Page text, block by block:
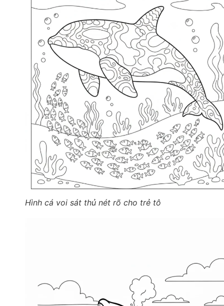
Hình cá voi sát thủ nét rõ cho trẻ tô